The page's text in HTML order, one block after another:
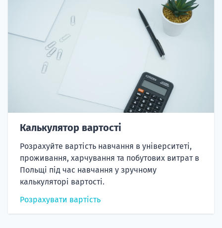
Калькулятор вартості
Розрахуйте вартість навчання в університеті,
проживання, харчування та побутових витрат в
Польщі під час навчання у зручному
калькуляторі вартості.
Розрахувати вартість